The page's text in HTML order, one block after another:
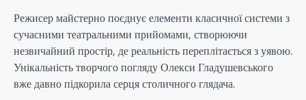
Режисер майстерно поєднує елементи класичної системи з
сучасними театральними прийомами, створюючи
незвичайний простір, де реальність переплітається з уявою.
Унікальність творчого погляду Олекси Гладушевського
вже давно підкорила серця столичного глядача.